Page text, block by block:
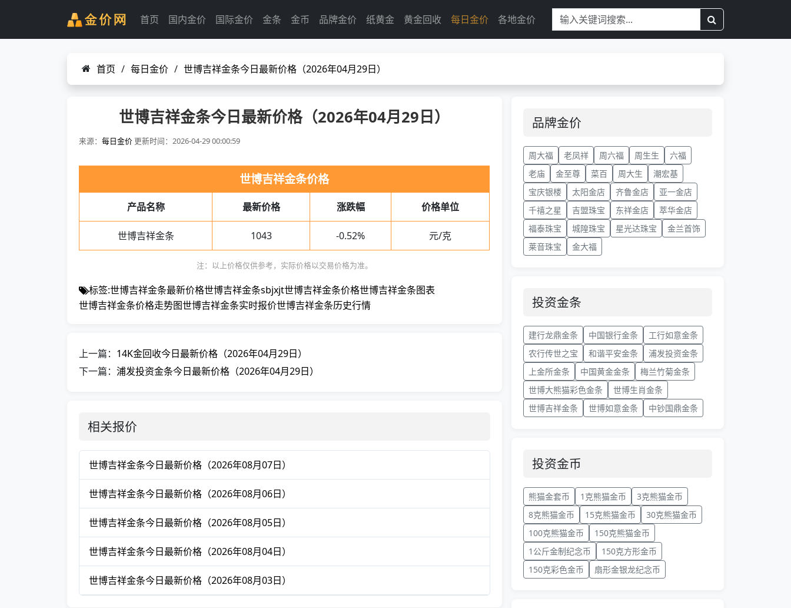
首页 国内金价 国际金价 金条 金币 品牌金价 纸黄金 黄金回收 每日金价 各地金价
首页 / 每日金价 / 世博吉祥金条今日最新价格（2026年04月29日）
世博吉祥金条今日最新价格（2026年04月29日）
来源： 每日金价 更新时间：2026-04-29 00:00:59
世博吉祥金条价格
产品名称 最新价格 涨跌幅 价格单位
世博吉祥金条 1043 -0.52% 元/克
注：以上价格仅供参考，实际价格以交易价格为准。
标签:世博吉祥金条最新价格世博吉祥金条sbjxjt世博吉祥金条价格世博吉祥金条图表
世博吉祥金条价格走势图世博吉祥金条实时报价世博吉祥金条历史行情
上一篇： 14K金回收今日最新价格（2026年04月29日）
下一篇： 浦发投资金条今日最新价格（2026年04月29日）
相关报价
世博吉祥金条今日最新价格（2026年08月07日）
世博吉祥金条今日最新价格（2026年08月06日）
世博吉祥金条今日最新价格（2026年08月05日）
世博吉祥金条今日最新价格（2026年08月04日）
世博吉祥金条今日最新价格（2026年08月03日）
品牌金价
周大福 老凤祥 周六福 周生生
六福
老庙
金至尊 菜百 周大生
潮宏基
宝庆银楼
太阳金店 齐鲁金店
亚一金店
千禧之星
吉盟珠宝 东祥金店
萃华金店
福泰珠宝
城隍珠宝 星光达珠宝
金兰首饰
莱音珠宝
金大福
投资金条
建行龙鼎金条 中国银行金条
工行如意金条
农行传世之宝
和谐平安金条
浦发投资金条
上金所金条
中国黄金金条
梅兰竹菊金条
世博大熊猫彩色金条
世博生肖金条
世博吉祥金条
世博如意金条 中钞国鼎金条
投资金币
熊猫金套币 1克熊猫金币
3克熊猫金币
8克熊猫金币
15克熊猫金币
30克熊猫金币
100克熊猫金币
150克熊猫金币
1公斤金制纪念币
150克方形金币
150克彩色金币
扇形金银龙纪念币